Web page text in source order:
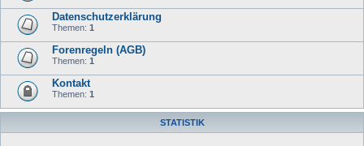
Datenschutzerklärung
Themen: 1
Forenregeln (AGB)
Themen: 1
Kontakt
Themen: 1
STATISTIK